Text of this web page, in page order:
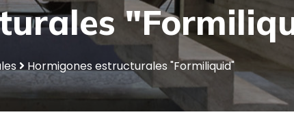
Hormigones estructurales "Formiliquid"